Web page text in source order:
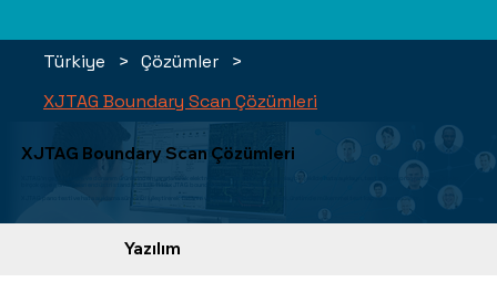
XJTAG Boundary Scan Çözümleri
birçok çipe gömülü olan endüstri standardı IEEE 1149.x JTAG boundary scan teknolojisi ile çalışır.
XJTAG pano testi ve hata ayıklama sürecinizi iyileştirerek tasarım ve geliştirmenizi hızlandıracak, üretimde mükemmel test kapsamı sunacaktır.
Türkiye > Çözümler
>
XJTAG Boundary Scan Çözümleri
Yazılım